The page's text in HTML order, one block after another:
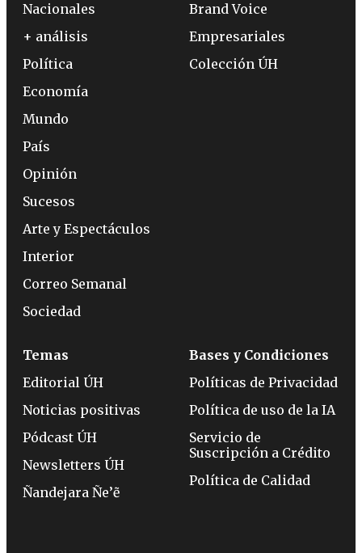
Nacionales
+ análisis
Política
Economía
Mundo
País
Opinión
Sucesos
Arte y Espectáculos
Interior
Correo Semanal
Sociedad
Brand Voice
Empresariales
Colección ÚH
Temas
Editorial ÚH
Noticias positivas
Pódcast ÚH
Newsletters ÚH
Ñandejara Ñe’ẽ
Bases y Condiciones
Políticas de Privacidad
Política de uso de la IA
Servicio de
Suscripción a Crédito
Política de Calidad